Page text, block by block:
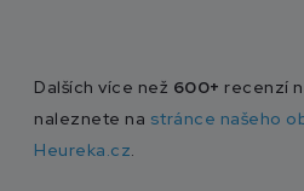
Dalších více než 600+ recenzí
naleznete na stránce našeho
Heureka.cz.